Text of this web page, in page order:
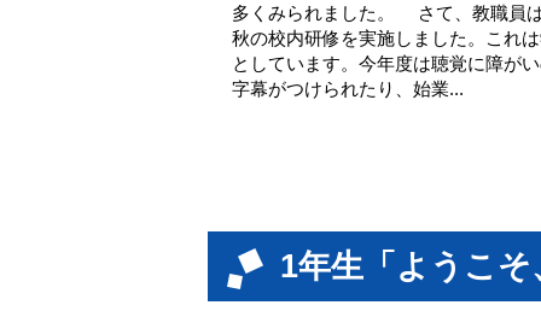
多くみられました。 さて、教職員
秋の校内研修を実施しました。これ
としています。今年度は聴覚に障が
字幕がつけられたり、始業...
1年生「ようこそ